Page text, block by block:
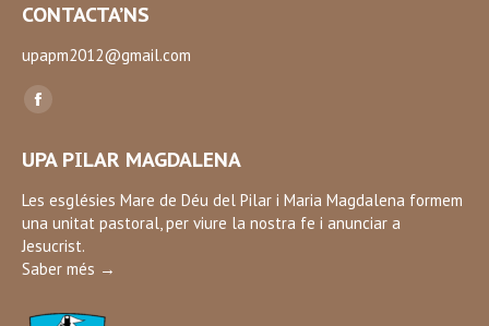
CONTACTA’NS
upapm2012@gmail.com
Find us on:
Facebook
opens
in
new
window
UPA PILAR MAGDALENA
Les esglésies Mare de Déu del Pilar i Maria Magdalena formem
una unitat pastoral, per viure la nostra fe i anunciar a
Jesucrist.
Saber més →